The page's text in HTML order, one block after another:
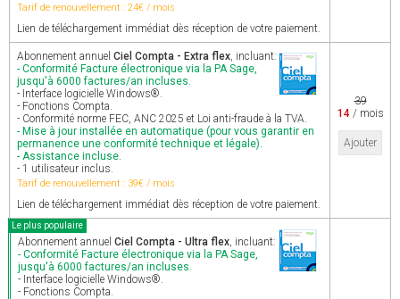
Tarif de renouvellement : 24€ / mois
Lien de téléchargement immédiat dès réception de votre paiement.
Abonnement annuel Ciel Compta - Extra flex, incluant:
- Conformité Facture électronique via la PA Sage,
jusqu'à 6000 factures/an incluses.
- Interface logicielle Windows®.
- Fonctions Compta.
- Conformité norme FEC, ANC 2025 et Loi anti-fraude à la TVA.
- Mise à jour installée en automatique (pour vous garantir en
permanence une conformité technique et légale).
- Assistance incluse.
- 1 utilisateur inclus.
Tarif de renouvellement : 39€ / mois
Lien de téléchargement immédiat dès réception de votre paiement.
39
14/ mois
Ajouter
Le plus populaire
Abonnement annuel Ciel Compta - Ultra flex, incluant:
- Conformité Facture électronique via la PA Sage,
jusqu'à 6000 factures/an incluses.
- Interface logicielle Windows®.
- Fonctions Compta.